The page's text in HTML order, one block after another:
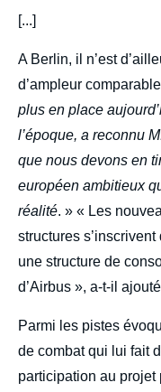
[...]
A Berlin, il n’est
d’ampleur
plus en place
l’époque, a reconnu
que nous devons en
européen ambitieux
réalité. » « Les
structures
une structure de
d’Airbus », a-t-il
Parmi les pistes
de combat qui lui fait
participation au